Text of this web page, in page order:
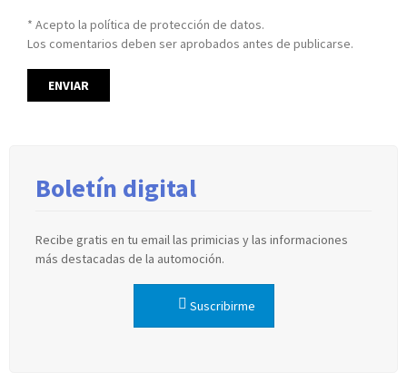
* Acepto la política de protección de datos.
Los comentarios deben ser aprobados antes de publicarse.
Boletín digital
Recibe gratis en tu email las primicias y las informaciones
más destacadas de la automoción.
Suscribirme